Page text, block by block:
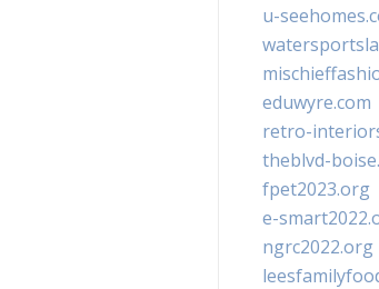
u-
eduwyre.com
retro-
theblvd-
fpet2023.org
e-
ngrc2022.org